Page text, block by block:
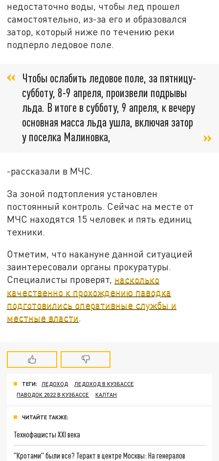
недостаточно воды, чтобы лед прошел
самостоятельно, из-за его и образовался
затор, который ниже по течению реки
подперло ледовое поле.
Чтобы ослабить ледовое поле, за пятницу-
субботу, 8-9 апреля, произвели подрывы
льда. В итоге в субботу, 9 апреля, к вечеру
основная масса льда ушла, включая затор
у поселка Малиновка,
-рассказали в МЧС.
За зоной подтопления установлен
постоянный контроль. Сейчас на месте от
МЧС находятся 15 человек и пять единиц
техники.
Отметим, что накануне данной ситуацией
заинтересовали органы прокуратуры.
Специалисты проверят, насколько
качественно к прохождению паводка
подготовились оперативные службы и
местные власти.
ТЕГИ: ЛЕДОХОД
ЛЕДОХОД В КУЗБАССЕ
ПАВОДОК 2022 В КУЗБАССЕ
КАЛТАН
ЧИТАЙТЕ ТАКЖЕ:
Технофашисты XXI века
"Кротами" были все? Теракт в центре Москвы: На генералов